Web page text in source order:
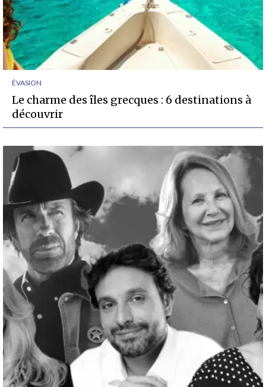
ÉVASION
Le charme des îles grecques : 6 destinations à
découvrir